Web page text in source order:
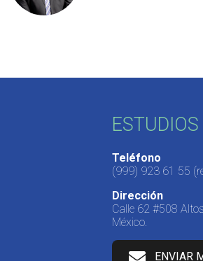
Teléfono
(999) 923 61 55
Dirección
Calle 62 #508
México.
ENVIAR